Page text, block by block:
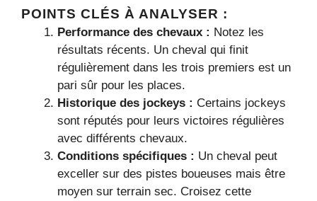
POINTS CLÉS À ANALYSER :
Performance des chevaux : Notez les
résultats récents. Un cheval qui finit
régulièrement dans les trois premiers est un
pari sûr pour les places.
Historique des jockeys : Certains jockeys
sont réputés pour leurs victoires régulières
avec différents chevaux.
Conditions spécifiques : Un cheval peut
exceller sur des pistes boueuses mais être
moyen sur terrain sec. Croisez cette